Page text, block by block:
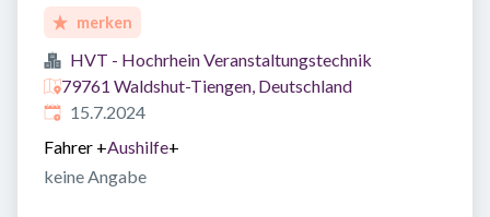
merken
HVT - Hochrhein Veranstaltungstechnik
79761 Waldshut-Tiengen, Deutschland
Veröffentlicht
15.7.2024
Fahrer +Aushilfe+
keine Angabe